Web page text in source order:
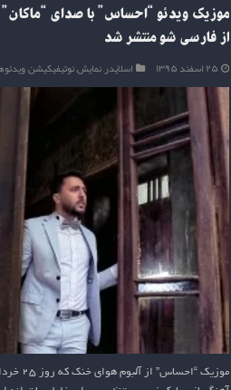
موزیک ویدئو “احساس” با صدای
از فارسی شو منتشر شد
۲۵ اسفند ۱۳۹۵ اسلایدر,نمایش,نوتیفیکیشن,